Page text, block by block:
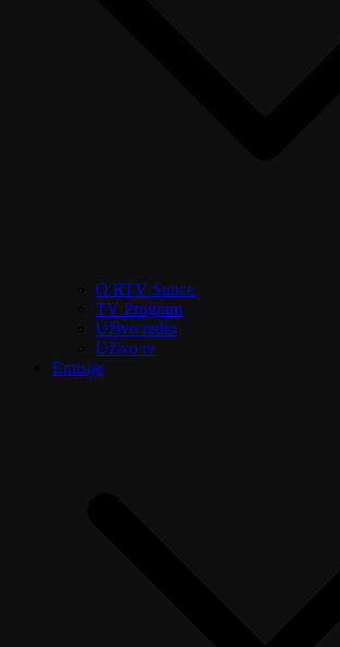
O RTV Sunce
TV Program
Uživo radio
Uživo tv
Emisije